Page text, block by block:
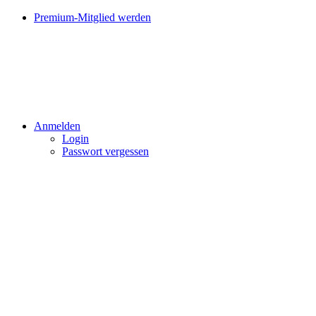
Premium-Mitglied werden
Anmelden
Login
Passwort vergessen